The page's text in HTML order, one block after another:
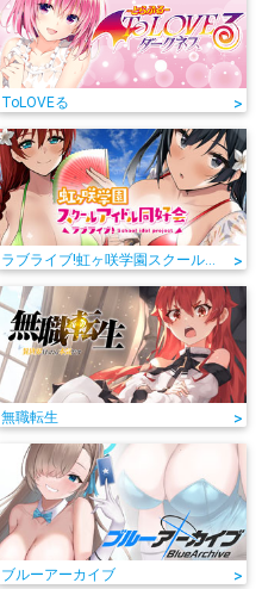
ToLOVEる >
>
無職転生 >
ブルーアーカイブ >